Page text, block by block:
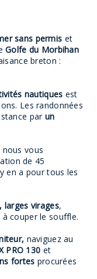
sans permis et
Golfe du Morbihan
breton :
nautiques est
Les randonnées
par un
nous vous
de 45
en a pour tous les
larges virages,
à couper le souffle.
naviguez au
PRO 130 et
fortes procurées